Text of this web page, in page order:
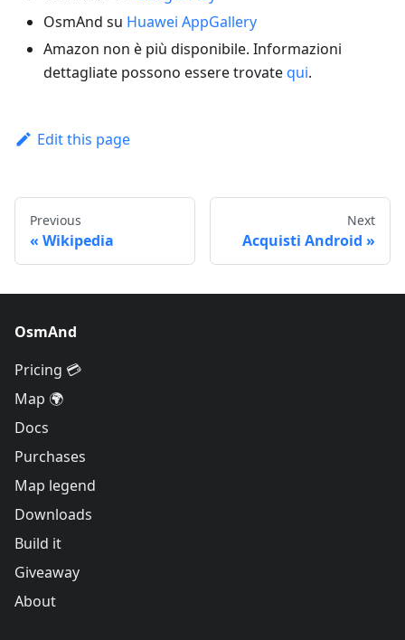
OsmAnd su Huawei AppGallery
Amazon non è più disponibile. Informazioni
dettagliate possono essere trovatequi.
Edit this page
Previous
Wikipedia
Next
Acquisti Android
OsmAnd
Pricing 💳
Map 🌍
Docs
Purchases
Map legend
Downloads
Build it
Giveaway
About